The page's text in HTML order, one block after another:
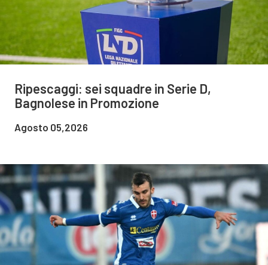
Ripescaggi: sei squadre in Serie D,
Bagnolese in Promozione
Agosto 05,2026